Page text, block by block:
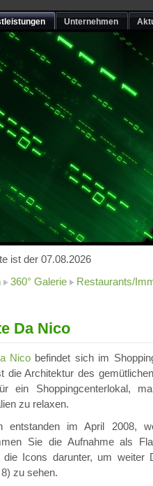
Unternehmen
ist der 07.08.2026
360° Galerie
Restaurants/
Da Nico
Nico befindet sich im
die Architektur des
ein Shoppingcenterlokal,
zu relaxen.
entstanden im April 2008,
Sie die Aufnahme als
Icons darunter, um weiter
zu sehen.